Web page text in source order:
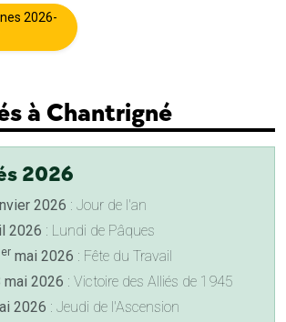
2026-
à Chantrigné
2026
2026 : Jour de l'an
2026 : Lundi de Pâques
er mai 2026 : Fête du Travail
mai 2026 : Victoire des Alliés de 1945
2026 : Jeudi de l'Ascension